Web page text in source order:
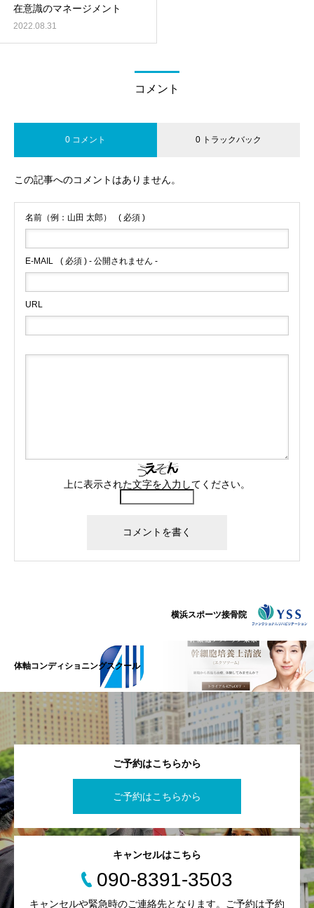
在意識のマネージメント
2022.08.31
コメント
0 コメント 0 トラックバック
この記事へのコメントはありません。
名前（例：山田 太郎） ( 必須 )
E-MAIL ( 必須 ) - 公開されません -
URL
上に表示された文字を入力してください。
横浜スポーツ接骨院
体軸コンディショニングスクール
ご予約はこちらから
ご予約はこちらから
キャンセルはこちら
090-8391-3503
キャンセルや緊急時のご連絡先となります。ご予約は予約